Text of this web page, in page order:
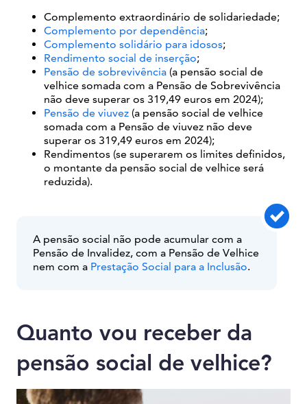
Complemento extraordinário de solidariedade;
Complemento por dependência;
Complemento solidário para idosos;
Rendimento social de inserção;
Pensão de sobrevivência (a pensão social de
velhice somada com a Pensão de Sobrevivência
não deve superar os 319,49 euros em 2024);
Pensão de viuvez (a pensão social de velhice
somada com a Pensão de viuvez não deve
superar os 319,49 euros em 2024);
Rendimentos (se superarem os limites definidos,
o montante da pensão social de velhice será
reduzida).
A pensão social não pode acumular com a
Pensão de Invalidez, com a Pensão de Velhice
nem com a Prestação Social para a Inclusão.
Quanto vou receber da
pensão social de velhice?